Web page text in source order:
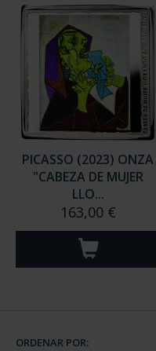
PICASSO (2023) ONZA
"CABEZA DE MUJER
LLO...
163,00 €
ORDENAR POR: